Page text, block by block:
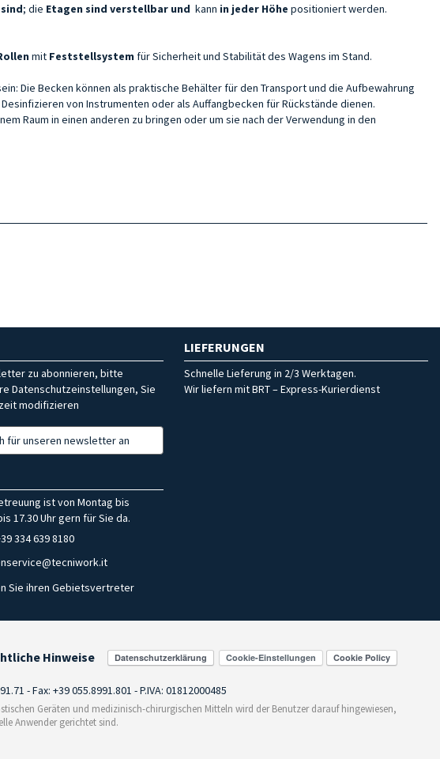
; die Etagen sind verstellbar und kann in jeder Höhe positioniert werden.
mit Feststellsystem für Sicherheit und Stabilitätdes Wagens im Stand.
Die Becken können als praktische Behälter für den Transport und die Aufbewahrung
von Instrumenten oder als Auffangbecken für Rückstände dienen.
Raum in einen anderen zu bringen oder um sie nach der Verwendung in den
zu abonnieren, bitte
Datenschutzeinstellungen, Sie
modifizieren
für unseren newsletter an
LIEFERUNGEN
Schnelle Lieferung in 2/3 Werktagen.
Wir liefern mit BRT – Express-Kurierdienst
ist von Montag bis
17.30 Uhr gern für Sie da.
334 639 8180
Sie ihren Gebietsvertreter
Hinweise Cookie-Einstellungen
- Fax: +39 055.8991.801 - P.IVA: 01812000485
Geräten und medizinisch-chirurgischen Mitteln wird der Benutzer darauf hingewiesen,
Anwender gerichtet sind.